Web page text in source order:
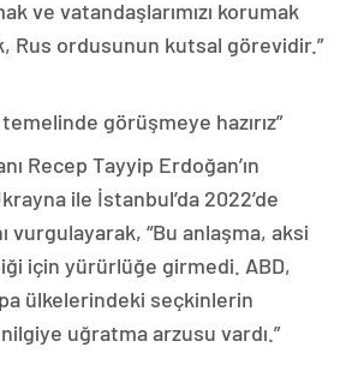
ve vatandaşlarımızı korumak
Rus ordusunun kutsal görevidir.”
görüşmeye hazırız”
Recep Tayyip Erdoğan’ın
ile İstanbul’da 2022’de
vurgulayarak, “Bu anlaşma, aksi
için yürürlüğe girmedi. ABD,
ülkelerindeki seçkinlerin
uğratma arzusu vardı.”